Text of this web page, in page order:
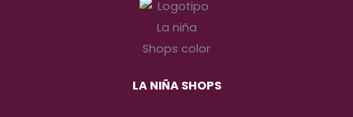
LA NIÑA SHOPS